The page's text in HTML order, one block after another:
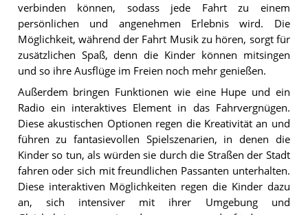
verbinden können, sodass jede Fahrt zu einem
persönlichen und angenehmen Erlebnis wird. Die
Möglichkeit, während der Fahrt Musik zu hören, sorgt für
zusätzlichen Spaß, denn die Kinder können mitsingen
und so ihre Ausflüge im Freien noch mehr genießen.
Außerdem bringen Funktionen wie eine Hupe und ein
Radio ein interaktives Element in das Fahrvergnügen.
Diese akustischen Optionen regen die Kreativität an und
führen zu fantasievollen Spielszenarien, in denen die
Kinder so tun, als würden sie durch die Straßen der Stadt
fahren oder sich mit freundlichen Passanten unterhalten.
Diese interaktiven Möglichkeiten regen die Kinder dazu
an, sich intensiver mit ihrer Umgebung und